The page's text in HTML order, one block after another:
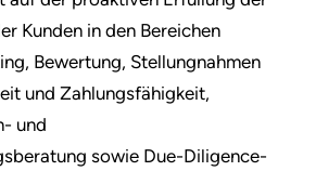
Kunden in den Bereichen
Bewertung, Stellungnahmen
und Zahlungsfähigkeit,
und
sowie Due-Diligence-